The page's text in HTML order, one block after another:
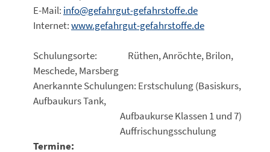
E-Mail: info@gefahrgut-gefahrstoffe.de
Internet:www.gefahrgut-gefahrstoffe.de
Schulungsorte: Rüthen, Anröchte, Brilon,
Meschede, Marsberg
Anerkannte Schulungen: Erstschulung (Basiskurs,
Aufbaukurs Tank,
Aufbaukurse Klassen 1 und 7)
Auffrischungsschulung
Termine: